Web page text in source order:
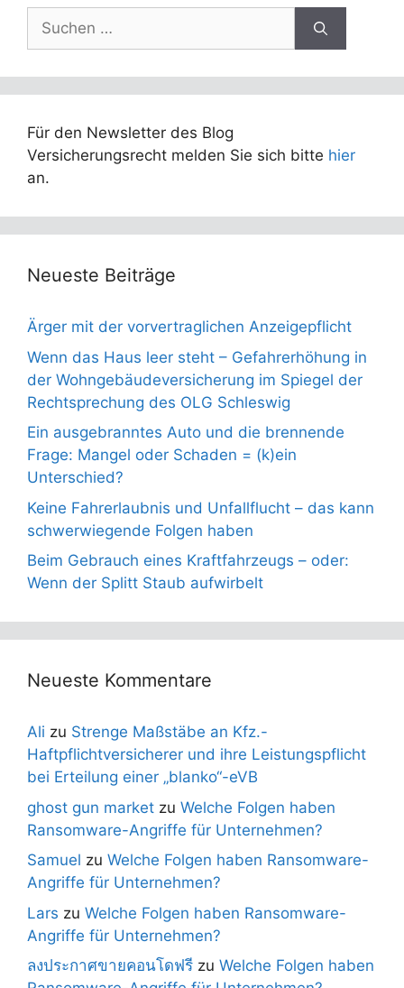
Suchen
nach:
Für den Newsletter des Blog
Versicherungsrecht melden Sie sich bitte hier
an.
Neueste Beiträge
Ärger mit der vorvertraglichen Anzeigepflicht
Wenn das Haus leer steht – Gefahrerhöhung in
der Wohngebäudeversicherung im Spiegel der
Rechtsprechung des OLG Schleswig
Ein ausgebranntes Auto und die brennende
Frage: Mangel oder Schaden = (k)ein
Unterschied?
Keine Fahrerlaubnis und Unfallflucht – das kann
schwerwiegende Folgen haben
Beim Gebrauch eines Kraftfahrzeugs – oder:
Wenn der Splitt Staub aufwirbelt
Neueste Kommentare
Ali zu Strenge Maßstäbe an Kfz.-
Haftpflichtversicherer und ihre Leistungspflicht
bei Erteilung einer „blanko“-eVB
ghost gun market zu Welche Folgen haben
Ransomware-Angriffe für Unternehmen?
Samuel zu Welche Folgen haben Ransomware-
Angriffe für Unternehmen?
Lars zu Welche Folgen haben Ransomware-
Angriffe für Unternehmen?
ลงประกาศขายคอนโดฟรี zu Welche Folgen haben